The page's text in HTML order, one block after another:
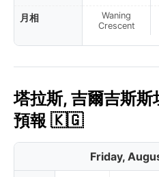
月相
Waning
Crescent
塔拉斯, 吉爾吉斯
預報 🇰🇬
Friday,